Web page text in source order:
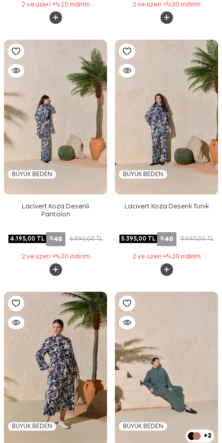
2 ve üzeri +% 20 indirim 2 ve üzeri +% 20 indirim
BÜYÜK BEDEN
Lacivert Koza Desenli
Pantolon
4.195,00TL %40 6.990,00TL
2 ve üzeri +% 20 indirim
BÜYÜK BEDEN
Lacivert Koza Desenli Tunik
5.395,00TL %40 8.990,00TL
2 ve üzeri +% 20 indirim
BÜYÜK BEDEN
BÜYÜK BEDEN
+2